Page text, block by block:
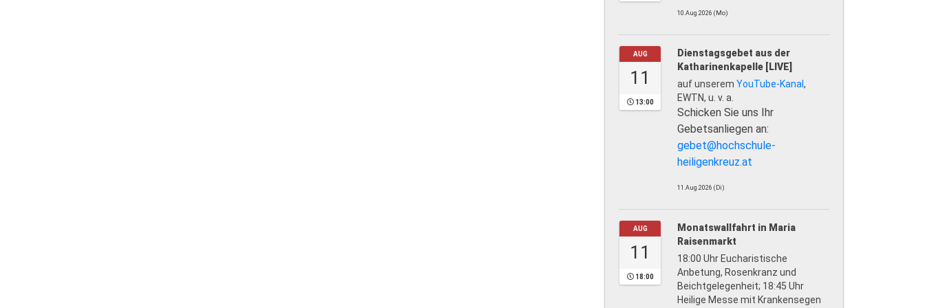
10.Aug.2026 (Mo)
AUG
11
13:00
Dienstagsgebet aus der
Katharinenkapelle [LIVE]
auf unserem YouTube-Kanal ,
EWTN, u. v. a.
Schicken Sie uns Ihr
Gebetsanliegen an:
gebet@hochschule-
heiligenkreuz.at
11.Aug.2026 (Di)
AUG
11
18:00
Monatswallfahrt in Maria
Raisenmarkt
18:00 Uhr Eucharistische
Anbetung, Rosenkranz und
Beichtgelegenheit; 18:45 Uhr
Heilige Messe mit Krankensegen